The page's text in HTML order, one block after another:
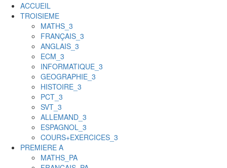
ACCUEIL
TROISIEME
MATHS_3
FRANÇAIS_3
ANGLAIS_3
ECM_3
INFORMATIQUE_3
GEOGRAPHIE_3
HISTOIRE_3
PCT_3
SVT_3
ALLEMAND_3
ESPAGNOL_3
COURS+EXERCICES_3
PREMIERE A
MATHS_PA